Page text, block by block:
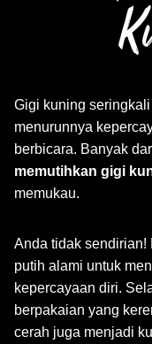
Gigi kuning
menurunnya
berbicara. Banyak
memutihkan gigi
memukau.
Anda tidak sendirian!
putih alami untuk
kepercayaan diri.
berpakaian yang
cerah juga menjadi